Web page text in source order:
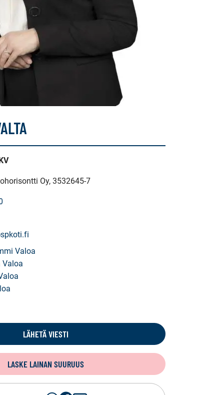
Oy, 3532645-7
Valoa
Valoa
LÄHETÄ VIESTI
LASKE LAINAN SUURUUS